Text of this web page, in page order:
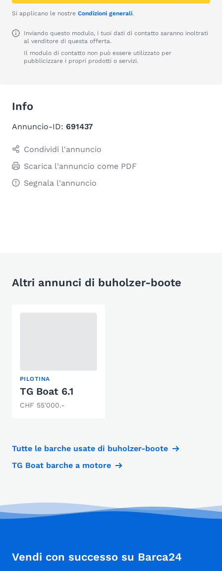
Si applicano le nostre Condizioni generali.
Inviando questo modulo, i tuoi dati di contatto saranno inoltrati
al venditore di questa offerta.
Il modulo di contatto non può essere utilizzato per
pubblicizzare i propri prodotti o servizi.
Info
Annuncio-ID: 691437
Condividi l'annuncio
Scarica l'annuncio come PDF
Segnala l'annuncio
Altri annunci di buholzer-boote
PILOTINA
TG Boat 6.1
CHF 55'000.-
Tutte le barche usate di buholzer-boote
TG Boat barche a motore
Vendi con successo su Barca24